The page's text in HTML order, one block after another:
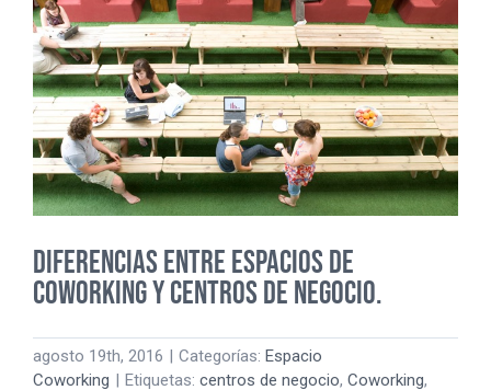
Diferencias entre Espacios de
Coworking y Centros de Negocio.
agosto 19th, 2016 Categorías: Espacio
Coworking
Etiquetas: centros de negocio, Coworking,